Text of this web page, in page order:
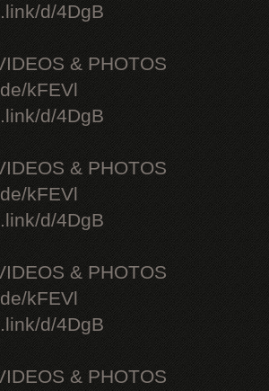
d/4DgB
& PHOTOS
kFEVl
d/4DgB
& PHOTOS
kFEVl
d/4DgB
& PHOTOS
kFEVl
d/4DgB
& PHOTOS